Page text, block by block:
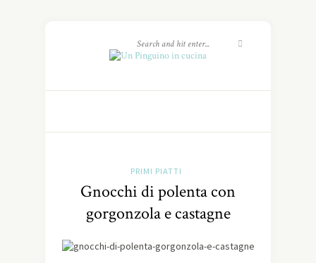
PRIMI PIATTI
Gnocchi di polenta con
gorgonzola e castagne